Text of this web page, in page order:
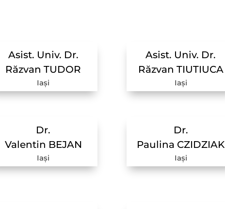
Asist. Univ. Dr.
Răzvan TUDOR
Iași
Asist. Univ. Dr.
Răzvan TIUTIUCA
Iași
Dr.
Valentin BEJAN
Iași
Dr.
Paulina CZIDZIAK
Iași